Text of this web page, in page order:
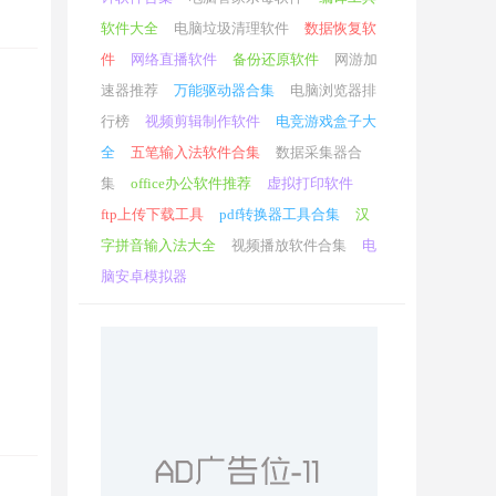
软件大全
电脑垃圾清理软件
数据恢复软
件
网络直播软件 备份还原软件
网游加
速器推荐
万能驱动器合集
电脑浏览器排
行榜
视频剪辑制作软件
电竞游戏盒子大
全
五笔输入法软件合集
数据采集器合
集
office办公软件推荐
虚拟打印软件
ftp上传下载工具
pdf转换器工具合集
汉
字拼音输入法大全
视频播放软件合集
电
脑安卓模拟器